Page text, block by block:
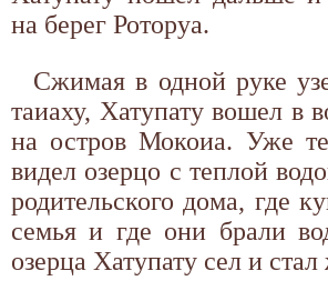
на берег Роторуа.
Сжимая в одной руке
таиаху, Хатупату вошел в
на остров Мокоиа. Уже
видел озерцо с теплой
родительского дома, где
семья и где они брали
озерца Хатупату сел и стал